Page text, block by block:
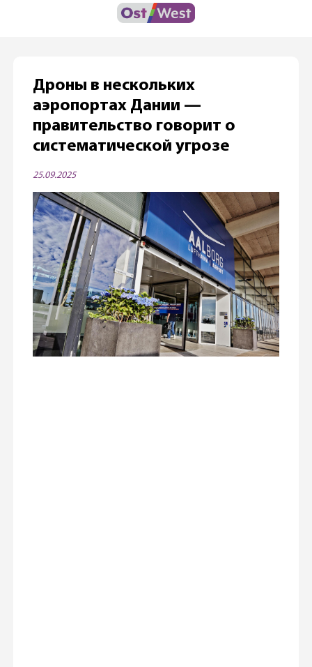
Дроны в нескольких
аэропортах Дании —
правительство говорит о
систематической угрозе
25.09.2025